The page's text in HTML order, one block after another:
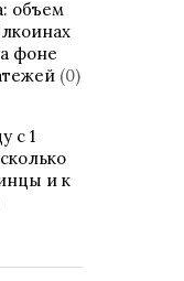
объем
фоне
(0)
с 1
и к